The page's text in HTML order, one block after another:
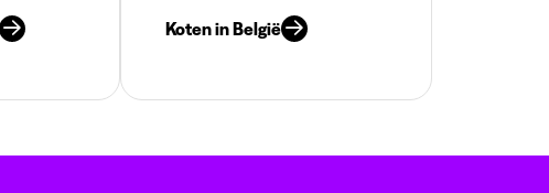
Koten in België